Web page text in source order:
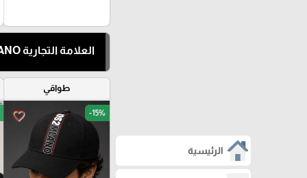
الرئيسية
العلامة التجارية DS2 MILANO
طواقي
favorite_border -15%